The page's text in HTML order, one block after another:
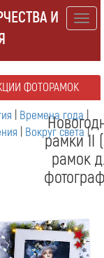
И
ФОТОРАМОК
Времена года
Вокруг света|
рамки II
рамок